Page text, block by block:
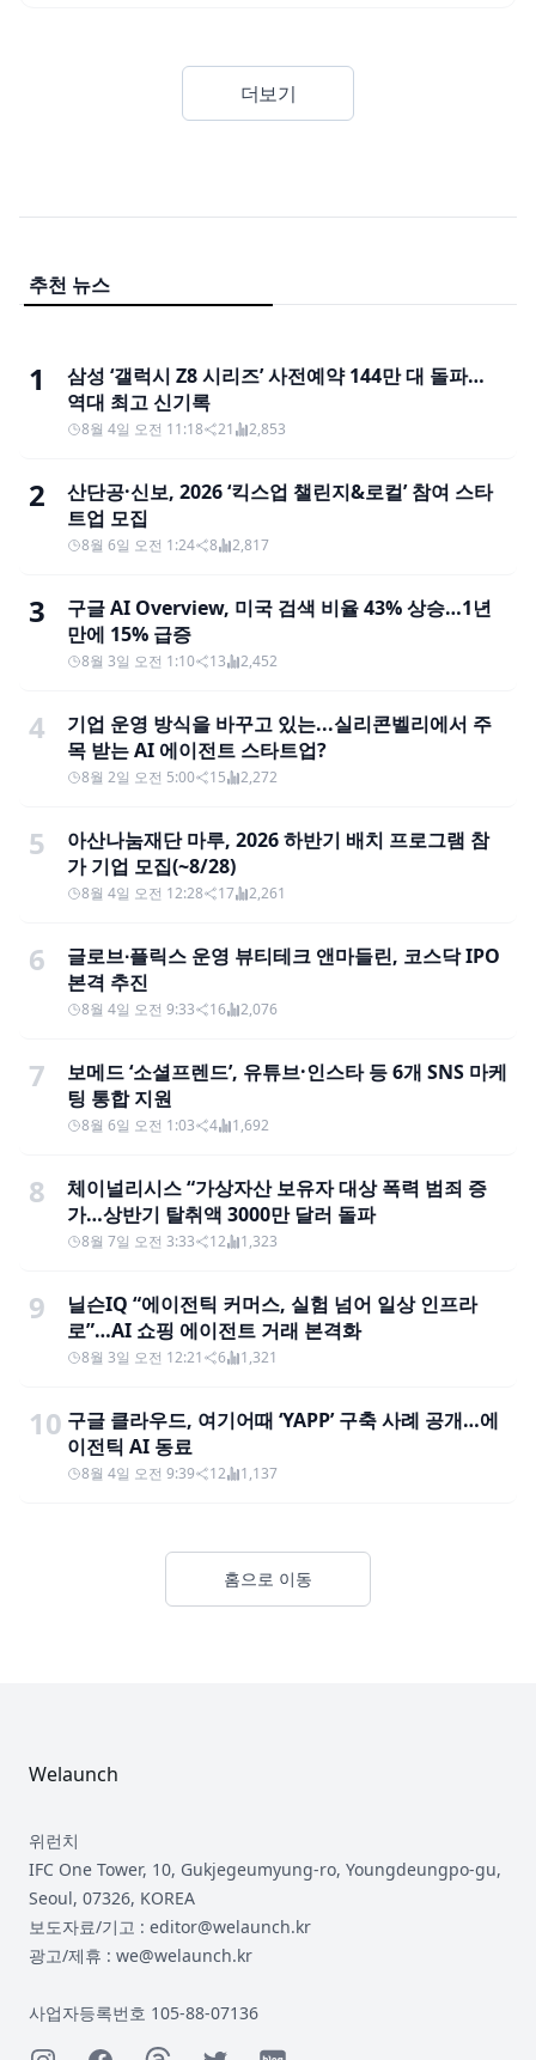
더보기
추천 뉴스
1
삼성 ‘갤럭시 Z8 시리즈’ 사전예약 144만 대 돌파…
역대 최고 신기록
8월 4일 오전 11:18 21 2,853
2
산단공·신보, 2026 ‘킥스업 챌린지&로컬’ 참여 스타
트업 모집
8월 6일 오전 1:24 8 2,817
3
구글 AI Overview, 미국 검색 비율 43% 상승…1년
만에 15% 급증
8월 3일 오전 1:10 13 2,452
4
기업 운영 방식을 바꾸고 있는...실리콘벨리에서 주
목 받는 AI 에이전트 스타트업?
8월 2일 오전 5:00 15 2,272
5
아산나눔재단 마루, 2026 하반기 배치 프로그램 참
가 기업 모집(~8/28)
8월 4일 오전 12:28 17 2,261
6
글로브∙플릭스 운영 뷰티테크 앤마들린, 코스닥 IPO
본격 추진
8월 4일 오전 9:33 16 2,076
7
보메드 ‘소셜프렌드’, 유튜브·인스타 등 6개 SNS 마케
팅 통합 지원
8월 6일 오전 1:03 4 1,692
8
체이널리시스 “가상자산 보유자 대상 폭력 범죄 증
가…상반기 탈취액 3000만 달러 돌파
8월 7일 오전 3:33 12 1,323
9
닐슨IQ “에이전틱 커머스, 실험 넘어 일상 인프라
로”…AI 쇼핑 에이전트 거래 본격화
8월 3일 오전 12:21 6 1,321
10 구글 클라우드, 여기어때 ‘YAPP’ 구축 사례 공개…에
이전틱 AI 동료
8월 4일 오전 9:39 12 1,137
홈으로 이동
Welaunch
위런치
IFC One Tower, 10, Gukjegeumyung-ro, Youngdeungpo-gu,
Seoul, 07326, KOREA
보도자료/기고 : editor@welaunch.kr
광고/제휴 : we@welaunch.kr
사업자등록번호 105-88-07136